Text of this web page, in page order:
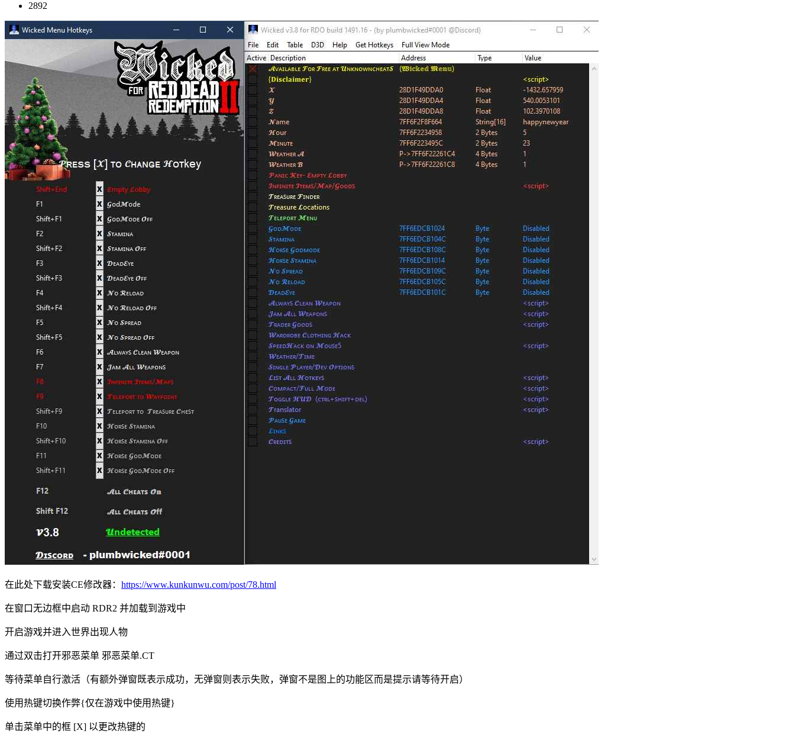
2892
在此处下载安装CE修改器： https://www.kunkunwu.com/post/78.html
在窗口无边框中启动 RDR2 并加载到游戏中
开启游戏并进入世界出现人物
通过双击打开邪恶菜单 邪恶菜单.CT
等待菜单自行激活（有额外弹窗既表示成功，无弹窗则表示失败，弹窗不是图上的功能区而是提示请等待开启）
使用热键切换作弊{仅在游戏中使用热键}
单击菜单中的框 [X] 以更改热键的